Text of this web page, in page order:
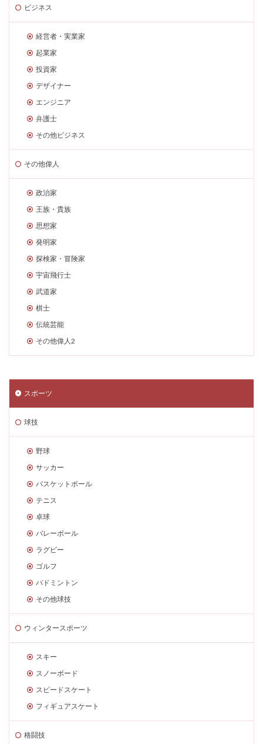
ビジネス
経営者・実業家
起業家
投資家
デザイナー
エンジニア
弁護士
その他ビジネス
その他偉人
政治家
王族・貴族
思想家
発明家
探検家・冒険家
宇宙飛行士
武道家
棋士
伝統芸能
その他偉人2
スポーツ
球技
野球
サッカー
バスケットボール
テニス
卓球
バレーボール
ラグビー
ゴルフ
バドミントン
その他球技
ウィンタースポーツ
スキー
スノーボード
スピードスケート
フィギュアスケート
格闘技